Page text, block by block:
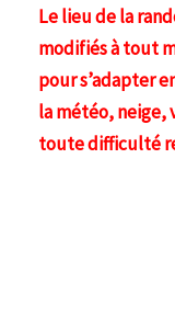
Le lieu de la
modifiés à tout
pour s’adapter
la météo, neige,
toute difficulté